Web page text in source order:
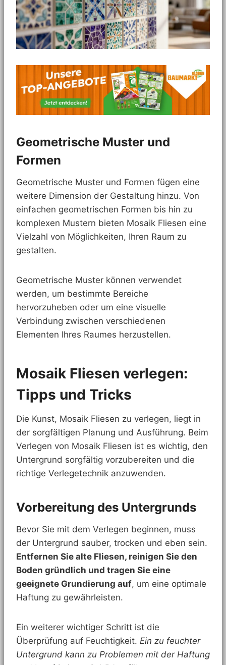
Geometrische Muster und
Formen
Geometrische Muster und Formen fügen eine
weitere Dimension der Gestaltung hinzu. Von
einfachen geometrischen Formen bis hin zu
komplexen Mustern bieten Mosaik Fliesen eine
Vielzahl von Möglichkeiten, Ihren Raum zu
gestalten.
Geometrische Muster können verwendet
werden, um bestimmte Bereiche
hervorzuheben oder um eine visuelle
Verbindung zwischen verschiedenen
Elementen Ihres Raumes herzustellen.
Mosaik Fliesen verlegen:
Tipps und Tricks
Die Kunst, Mosaik Fliesen zu verlegen, liegt in
der sorgfältigen Planung und Ausführung. Beim
Verlegen von Mosaik Fliesen ist es wichtig, den
Untergrund sorgfältig vorzubereiten und die
richtige Verlegetechnik anzuwenden.
Vorbereitung des Untergrunds
Bevor Sie mit dem Verlegen beginnen, muss
der Untergrund sauber, trocken und eben sein.
Entfernen Sie alte Fliesen, reinigen Sie den
Boden gründlich und tragen Sie eine
geeignete Grundierung auf, um eine optimale
Haftung zu gewährleisten.
Ein weiterer wichtiger Schritt ist die
Überprüfung auf Feuchtigkeit. Ein zu feuchter
Untergrund kann zu Problemen mit der Haftung